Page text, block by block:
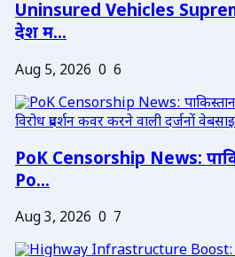
Uninsured Vehicles
देश म...
Aug 5, 2026 0 6
PoK Censorship News:
Po...
Aug 3, 2026 0 7